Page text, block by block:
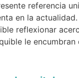
referencia
en la
reflexionar
le